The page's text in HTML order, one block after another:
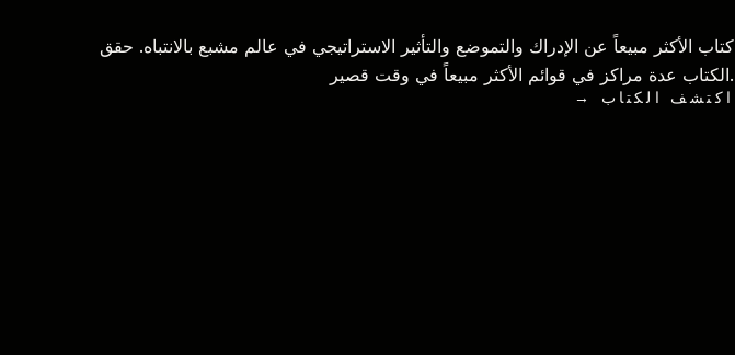
كتاب الأكثر مبيعاً عن الإدراك والتموضع والتأثير الاستراتيجي في عالم مشبع بالانتباه. حقق
الكتاب عدة مراكز في قوائم الأكثر مبيعاً في وقت قصير.
→ اكتشف الكتاب